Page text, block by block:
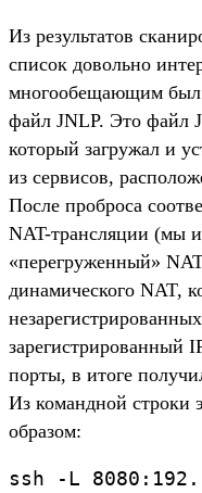
Из результатов
список довольно
многообещающим был
файл JNLP. Это файл
который загружал и
из сервисов,
После проброса
NAT-трансляции (мы
«перегруженный»
динамического NAT,
зарегистрированный
порты, в итоге
Из командной строки
образом: